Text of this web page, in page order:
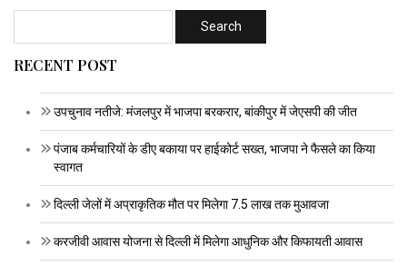
RECENT POST
उपचुनाव नतीजे: मंजलपुर में भाजपा बरकरार, बांकीपुर में जेएसपी की जीत
पंजाब कर्मचारियों के डीए बकाया पर हाईकोर्ट सख्त, भाजपा ने फैसले का किया
स्वागत
दिल्ली जेलों में अप्राकृतिक मौत पर मिलेगा 7.5 लाख तक मुआवजा
करजीवी आवास योजना से दिल्ली में मिलेगा आधुनिक और किफायती आवास